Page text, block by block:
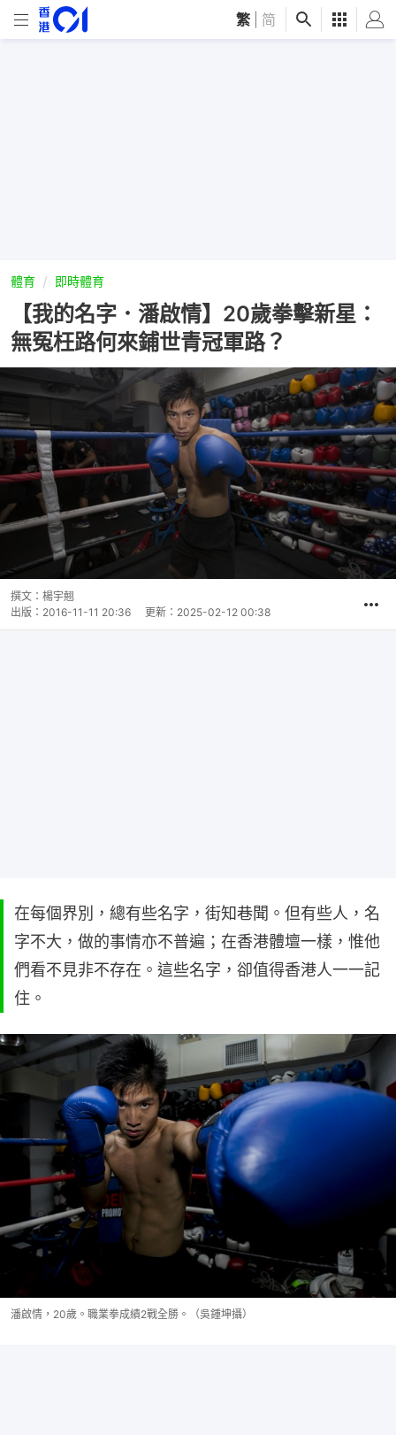
繁 简
體育 即時體育
【我的名字．潘啟情】20歲拳擊新星：
無冤枉路何來鋪世青冠軍路？
撰文： 楊宇翹
出版： 2016-11-11 20:36 更新： 2025-02-12 00:38
在每個界別，總有些名字，街知巷聞。但有些人，名
字不大，做的事情亦不普遍；在香港體壇一樣，惟他
們看不見非不存在。這些名字，卻值得香港人一一記
住。
潘啟情，20歲。職業拳成績2戰全勝。（吳鍾坤攝）